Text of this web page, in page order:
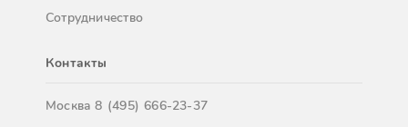
Сотрудничество
Контакты
Москва8 (495) 666-23-37